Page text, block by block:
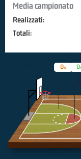
Media campionato
Realizzati:
Totali:
0
0